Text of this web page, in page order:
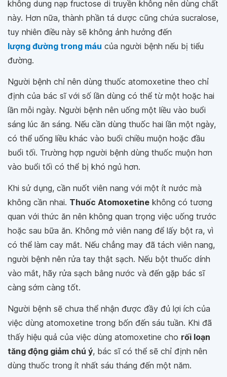
không dung nạp fructose di truyền không nên dùng chất
này. Hơn nữa, thành phần tá dược cũng chứa sucralose,
tuy nhiên điều này sẽ không ảnh hưởng đến
lượng đường trong máu của người bệnh nếu bị tiểu
đường.
Người bệnh chỉ nên dùng thuốc atomoxetine theo chỉ
định của bác sĩ với số lần dùng có thể từ một hoặc hai
lần mỗi ngày. Người bệnh nên uống một liều vào buổi
sáng lúc ăn sáng. Nếu cần dùng thuốc hai lần một ngày,
có thể uống liều khác vào buổi chiều muộn hoặc đầu
buổi tối. Trường hợp người bệnh dùng thuốc muộn hơn
vào buổi tối có thể bị khó ngủ hơn.
Khi sử dụng, cần nuốt viên nang với một ít nước mà
không cần nhai. Thuốc Atomoxetine không có tương
quan với thức ăn nên không quan trọng việc uống trước
hoặc sau bữa ăn. Không mở viên nang để lấy bột ra, vì
có thể làm cay mắt. Nếu chẳng may đã tách viên nang,
người bệnh nên rửa tay thật sạch. Nếu bột thuốc dính
vào mắt, hãy rửa sạch bằng nước và đến gặp bác sĩ
càng sớm càng tốt.
Người bệnh sẽ chưa thể nhận được đầy đủ lợi ích của
việc dùng atomoxetine trong bốn đến sáu tuần. Khi đã
thấy hiệu quả của việc dùng atomoxetine cho rối loạn
tăng động giảm chú ý, bác sĩ có thể sẽ chỉ định nên
dùng thuốc trong ít nhất sáu tháng đến một năm.